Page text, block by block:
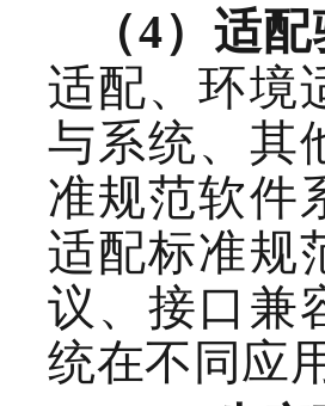
（4）适
适配、环境
与系统、其
准规范软件
适配标准规
议、接口兼
统在不同应